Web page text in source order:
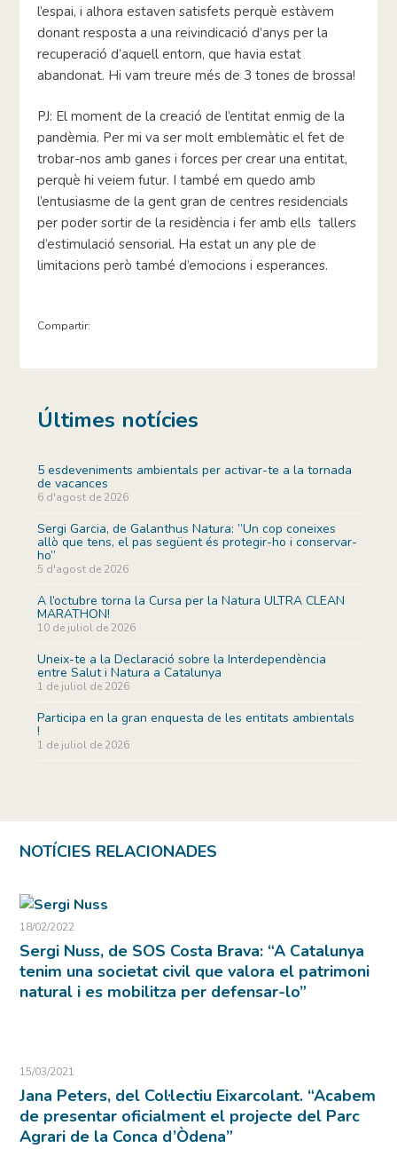
l’espai, i alhora estaven satisfets perquè estàvem
donant resposta a una reivindicació d’anys per la
recuperació d’aquell entorn, que havia estat
abandonat. Hi vam treure més de 3 tones de brossa!
PJ: El moment de la creació de l’entitat enmig de la
pandèmia. Per mi va ser molt emblemàtic el fet de
trobar-nos amb ganes i forces per crear una entitat,
perquè hi veiem futur. I també em quedo amb
l’entusiasme de la gent gran de centres residencials
per poder sortir de la residència i fer amb ells tallers
d’estimulació sensorial. Ha estat un any ple de
limitacions però també d’emocions i esperances.
Compartir:
Últimes notícies
5 esdeveniments ambientals per activar-te a la tornada
de vacances
6 d'agost de 2026
Sergi Garcia, de Galanthus Natura: ”Un cop coneixes
allò que tens, el pas següent és protegir-ho i conservar-
ho”
5 d'agost de 2026
A l’octubre torna la Cursa per la Natura ULTRA CLEAN
MARATHON!
10 de juliol de 2026
Uneix-te a la Declaració sobre la Interdependència
entre Salut i Natura a Catalunya
1 de juliol de 2026
Participa en la gran enquesta de les entitats ambientals
!
1 de juliol de 2026
NOTÍCIES RELACIONADES
18/02/2022
Sergi Nuss, de SOS Costa Brava: “A Catalunya
tenim una societat civil que valora el patrimoni
natural i es mobilitza per defensar-lo”
15/03/2021
Jana Peters, del Col·lectiu Eixarcolant. “Acabem
de presentar oficialment el projecte del Parc
Agrari de la Conca d’Òdena”